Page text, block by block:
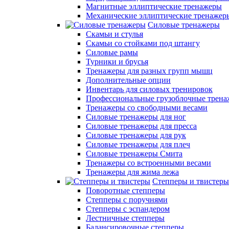
Магнитные эллиптические тренажеры
Механические эллиптические
Силовые тренажеры
Скамьи и стулья
Скамьи со стойками под штангу
Силовые рамы
Турники и брусья
Тренажеры для разных групп мышц
Дополнительные опции
Инвентарь для силовых тренировок
Профессиональные грузоблочные
Тренажеры со свободными весами
Силовые тренажеры для ног
Силовые тренажеры для пресса
Силовые тренажеры для рук
Силовые тренажеры для плеч
Силовые тренажеры Смита
Тренажеры со встроенными весами
Тренажеры для жима лежа
Степперы и твистеры
Поворотные степперы
Степперы с поручнями
Степперы с эспандером
Лестничные степперы
Балансировочные степперы